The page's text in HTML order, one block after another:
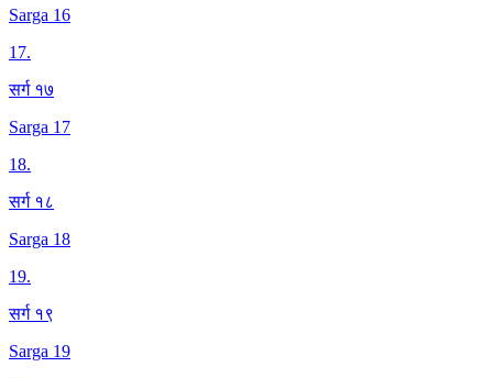
Sarga 16
17.
सर्ग १७
Sarga 17
18.
सर्ग १८
Sarga 18
19.
सर्ग १९
Sarga 19